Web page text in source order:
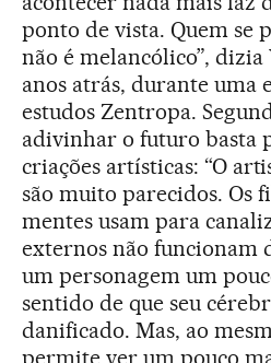
ponto de vista. Quem se
não é melancólico”,
anos atrás, durante uma
estudos Zentropa.
adivinhar o futuro basta
criações artísticas: “O
são muito parecidos. Os
mentes usam para
externos não funcionam
um personagem um
sentido de que seu
danificado. Mas, ao
permite ver um pouco